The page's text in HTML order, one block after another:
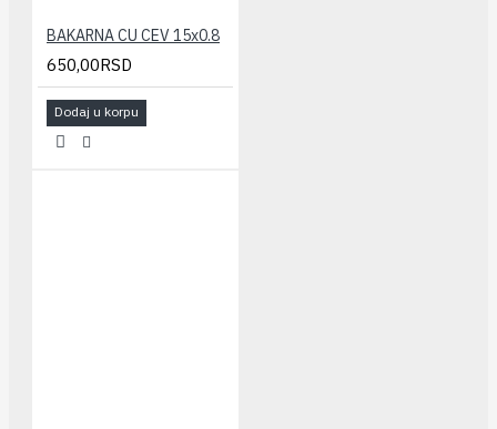
BAKARNA CU CEV 15x0.8
650,00RSD
Dodaj u korpu